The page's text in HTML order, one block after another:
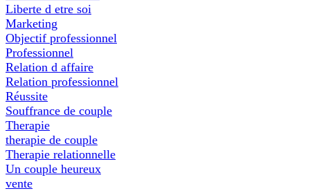
Liberte d etre soi
Marketing
Objectif professionnel
Professionnel
Relation d affaire
Relation professionnel
Réussite
Souffrance de couple
Therapie
therapie de couple
Therapie relationnelle
Un couple heureux
vente